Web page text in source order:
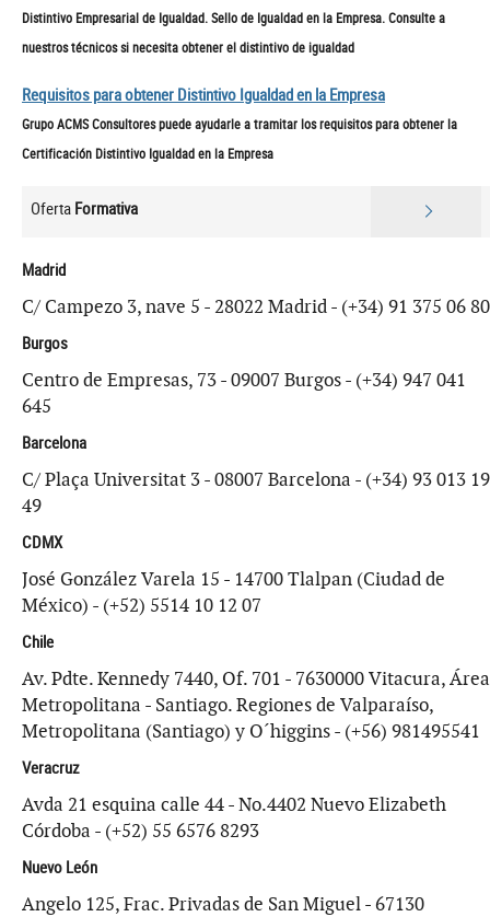
Distintivo Empresarial de Igualdad. Sello de Igualdad en la Empresa. Consulte a
nuestros técnicos si necesita obtener el distintivo de igualdad
Requisitos para obtener Distintivo Igualdad en la Empresa
Grupo ACMS Consultores puede ayudarle a tramitar los requisitos para obtener la
Certificación Distintivo Igualdad en la Empresa
Oferta Formativa
Madrid
C/ Campezo 3, nave 5 - 28022 Madrid - (+34) 91 375 06 80
Burgos
Centro de Empresas, 73 - 09007 Burgos - (+34) 947 041
645
Barcelona
C/ Plaça Universitat 3 - 08007 Barcelona - (+34) 93 013 19
49
CDMX
José González Varela 15 - 14700 Tlalpan (Ciudad de
México) - (+52) 5514 10 12 07
Chile
Av. Pdte. Kennedy 7440, Of. 701 - 7630000 Vitacura, Área
Metropolitana - Santiago. Regiones de Valparaíso,
Metropolitana (Santiago) y O´higgins - (+56) 981495541
Veracruz
Avda 21 esquina calle 44 - No.4402 Nuevo Elizabeth
Córdoba - (+52) 55 6576 8293
Nuevo León
Angelo 125, Frac. Privadas de San Miguel - 67130